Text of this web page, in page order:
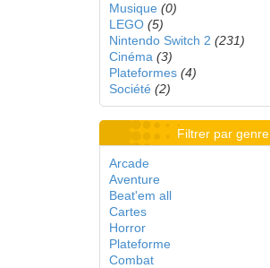
Musique (0)
LEGO (5)
Nintendo Switch 2 (231)
Cinéma (3)
Plateformes (4)
Société (2)
Filtrer par genre
Arcade
Aventure
Beat'em all
Cartes
Horror
Plateforme
Combat